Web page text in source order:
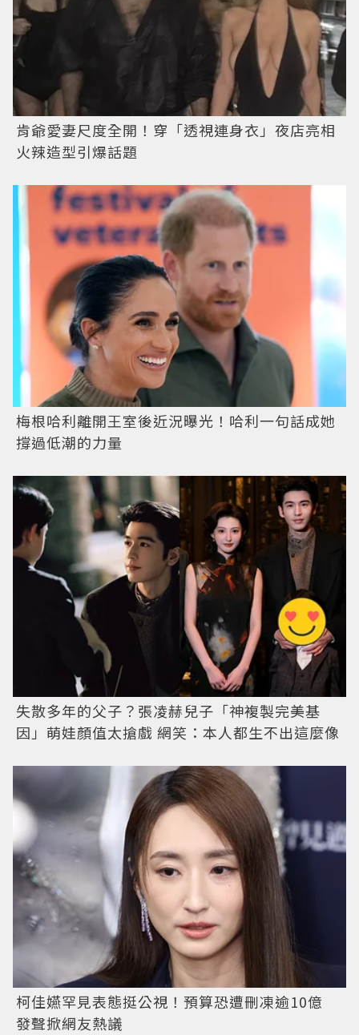
肯爺愛妻尺度全開！穿「透視連身衣」夜店亮相
火辣造型引爆話題
梅根哈利離開王室後近況曝光！哈利一句話成她
撐過低潮的力量
失散多年的父子？張凌赫兒子「神複製完美基
因」萌娃顏值太搶戲 網笑：本人都生不出這麼像
柯佳嬿罕見表態挺公視！預算恐遭刪凍逾10億
發聲掀網友熱議